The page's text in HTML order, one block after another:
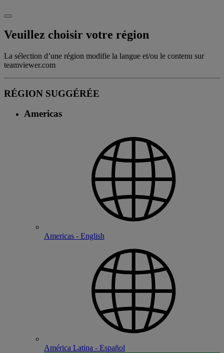
Veuillez choisir votre région
La sélection d’une région modifie la langue et/ou le contenu sur
teamviewer.com
RÉGION SUGGÉRÉE
Americas
Americas - English
América Latina - Español